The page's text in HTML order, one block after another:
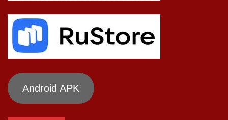
Android APK